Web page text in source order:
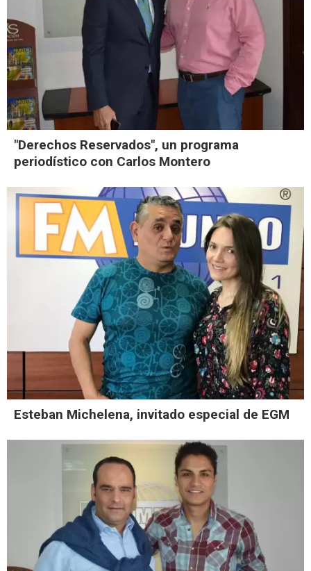
"Derechos Reservados", un programa
periodístico con Carlos Montero
Esteban Michelena, invitado especial de EGM